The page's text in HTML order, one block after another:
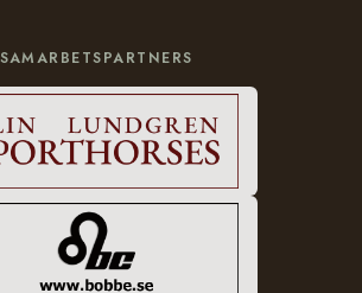
SAMARBETSPARTNERS